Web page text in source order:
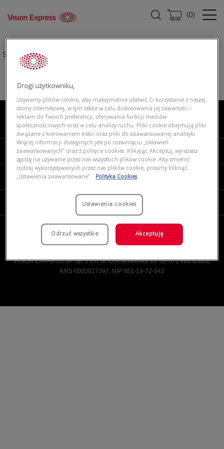
(0)
Strona główna|
O NAS
MOJE VISION EXPRESS
PRODUKTY I USŁUGI
VISION EXPRESS SP Sp. z o.o. ul. Domaniewska 39, 02-672 Warszawa,
KRS 0000017397, NIP 951-19-72-542
Drogi użytkowniku,
Używamy plików cookie, aby maksymalnie ułatwić Ci korzystanie z naszej
strony internetowej, w tym także w celu dostosowania jej zawartości i
reklam do Twoich preferencji, oferowania funkcji mediów
społecznościowych oraz w celu analizy ruchu. Pliki cookie obejmują pliki
związane z kierowaniem treści oraz pliki do zaawansowanej analityki.
Więcej informacji dostępnych jest po rozwinięciu „Ustawień
zaawansowanych” oraz z polityce cookies. Klikając Akceptuj, wyrażasz
zgodę na używanie przez nas wszystkich plików cookie. Aby zmienić
rodzaj wykorzystywanych przez nas plików cookie, prosimy kliknąć
„Ustawienia zaawansowane”.
Polityka Cookies
Ustawienia cookies
Odrzuć wszystkie Akceptuję